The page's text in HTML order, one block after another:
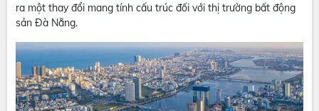
ra một thay đổi mang tính cấu trúc đối với thị trường bất động
sản Đà Nẵng.